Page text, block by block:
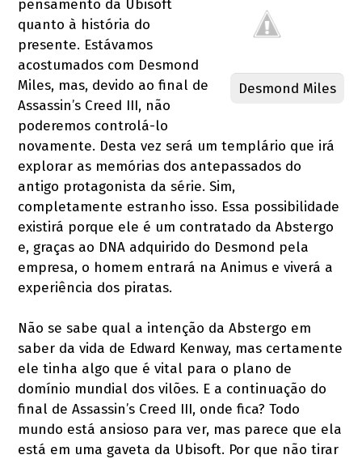
Desmond Miles
pensamento da Ubisoft
quanto à história do
presente. Estávamos
acostumados com Desmond
Miles, mas, devido ao final de
Assassin’s Creed III, não
poderemos controlá-lo
novamente. Desta vez será um templário que irá
explorar as memórias dos antepassados do
antigo protagonista da série. Sim,
completamente estranho isso. Essa possibilidade
existirá porque ele é um contratado da Abstergo
e, graças ao DNA adquirido do Desmond pela
empresa, o homem entrará na Animus e viverá a
experiência dos piratas.
Não se sabe qual a intenção da Abstergo em
saber da vida de Edward Kenway, mas certamente
ele tinha algo que é vital para o plano de
domínio mundial dos vilões. E a continuação do
final de Assassin’s Creed III, onde fica? Todo
mundo está ansioso para ver, mas parece que ela
está em uma gaveta da Ubisoft. Por que não tirar